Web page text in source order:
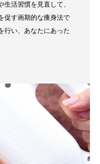
活習慣を見直して、
促す画期的な痩身法で
行い、あなたにあった